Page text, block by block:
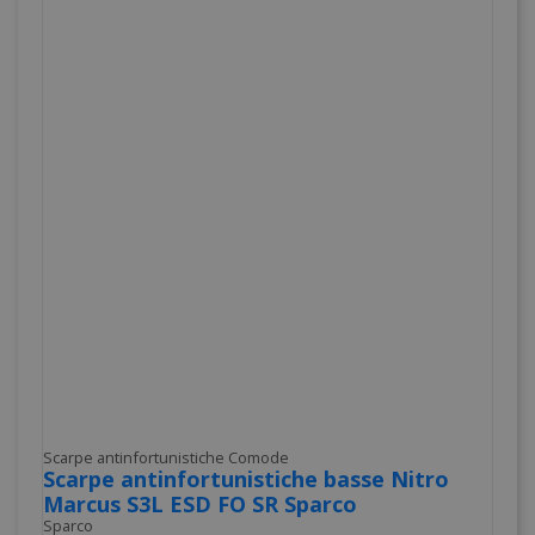
Scarpe antinfortunistiche Comode
Scarpe antinfortunistiche basse Nitro
Marcus S3L ESD FO SR Sparco
Sparco